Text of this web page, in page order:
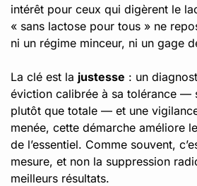
intérêt pour ceux qui digèrent le
« sans lactose pour tous » ne
ni un régime minceur, ni un gage
La clé est la justesse : un
éviction calibrée à sa tolérance —
plutôt que totale — et une
menée, cette démarche améliore
de l’essentiel. Comme souvent,
mesure, et non la suppression
meilleurs résultats.